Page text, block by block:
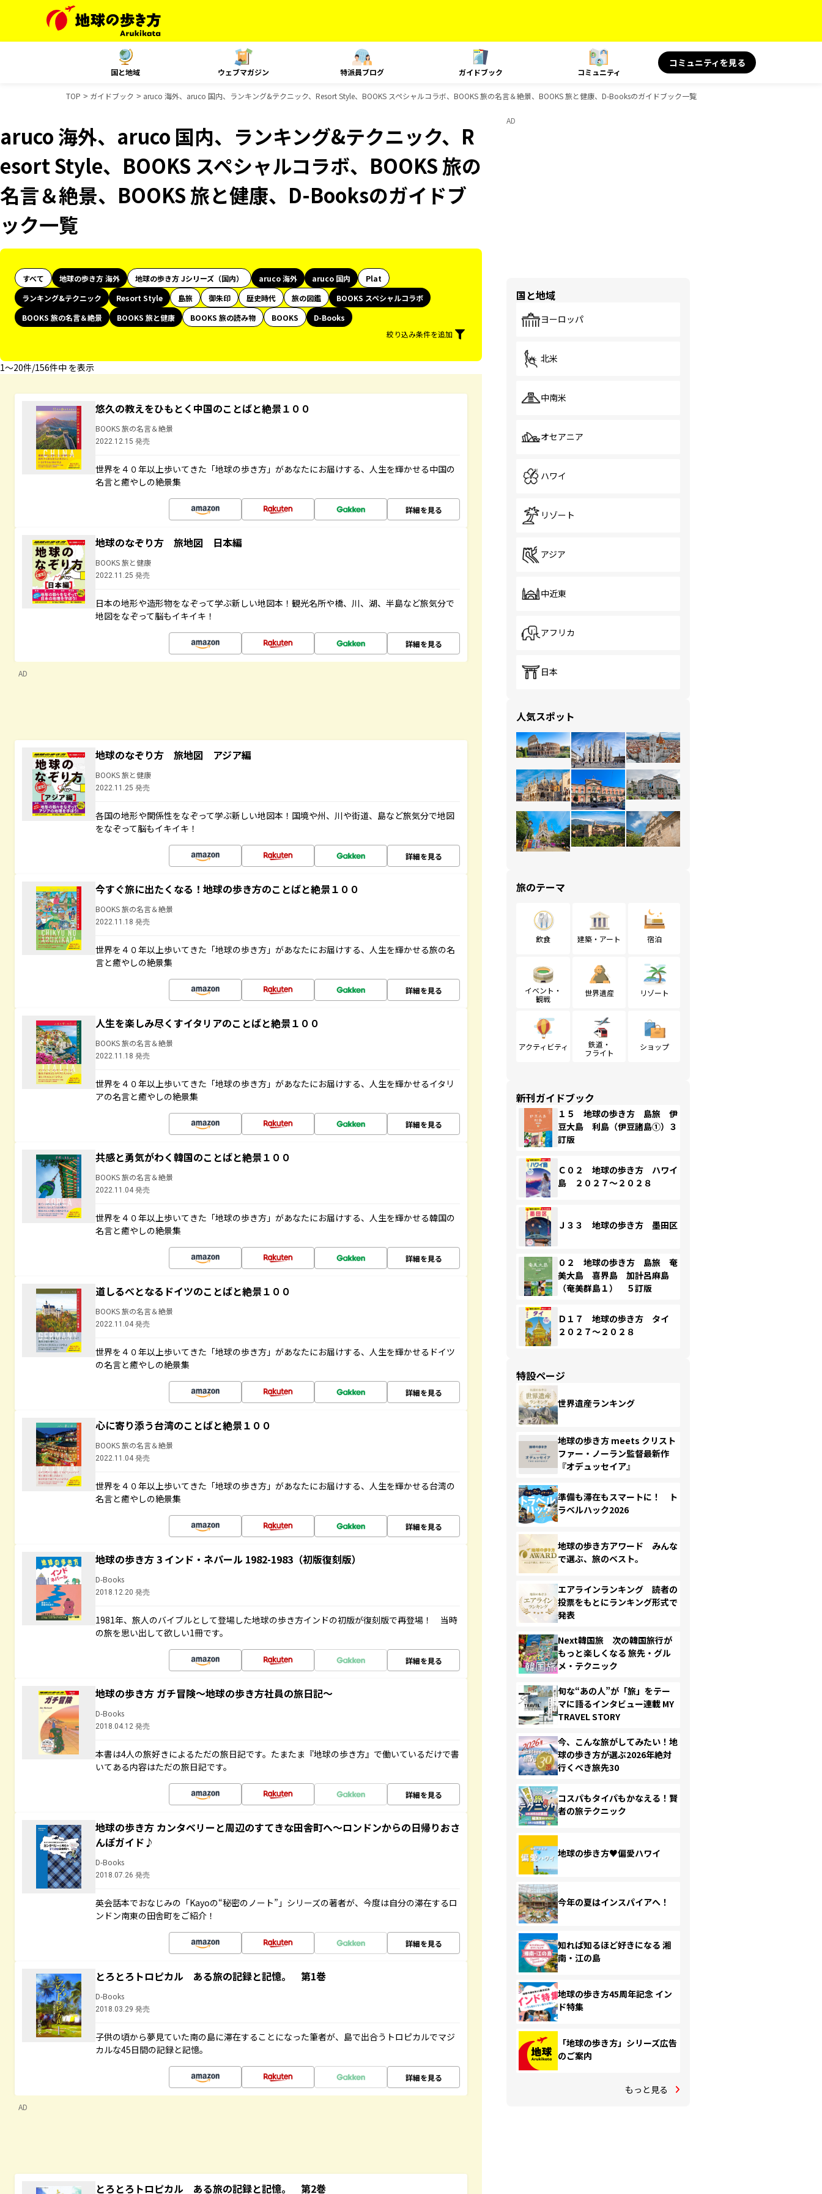
国と地域 ウェブマガジン 特派員ブログ ガイドブック コミュニティ
コミュニティを見る
TOP ガイドブック aruco 海外、aruco 国内、ランキング&テクニック、Resort Style、BOOKS スペシャルコラボ、BOOKS 旅の名言＆絶景、BOOKS 旅と健康、D-Booksのガイドブック一覧
aruco 海外、aruco 国内、ランキング&テクニック、R
esort Style、BOOKS スペシャルコラボ、BOOKS 旅の
名言＆絶景、BOOKS 旅と健康、D-Booksのガイドブ
ック一覧
すべて 地球の歩き方 海外 地球の歩き方 Jシリーズ（国内） aruco 海外 aruco 国内
Plat
ランキング&テクニック
Resort Style 島旅 御朱印 歴史時代 旅の図鑑
BOOKS スペシャルコラボ
BOOKS 旅の名言＆絶景
BOOKS 旅と健康 BOOKS 旅の読み物 BOOKS
D-Books
絞り込み条件を追加
1〜20件/156件中 を表示
悠久の教えをひもとく中国のことばと絶景１００
BOOKS 旅の名言＆絶景
2022.12.15 発売
世界を４０年以上歩いてきた「地球の歩き方」があなたにお届けする、人生を輝かせる中国の
名言と癒やしの絶景集
詳細を見る
地球のなぞり方 旅地図 日本編
BOOKS 旅と健康
2022.11.25 発売
日本の地形や造形物をなぞって学ぶ新しい地図本！観光名所や橋、川、湖、半島など旅気分で
地図をなぞって脳もイキイキ！
詳細を見る
AD
地球のなぞり方 旅地図 アジア編
BOOKS 旅と健康
2022.11.25 発売
各国の地形や関係性をなぞって学ぶ新しい地図本！国境や州、川や街道、島など旅気分で地図
をなぞって脳もイキイキ！
詳細を見る
今すぐ旅に出たくなる！地球の歩き方のことばと絶景１００
BOOKS 旅の名言＆絶景
2022.11.18 発売
世界を４０年以上歩いてきた「地球の歩き方」があなたにお届けする、人生を輝かせる旅の名
言と癒やしの絶景集
詳細を見る
人生を楽しみ尽くすイタリアのことばと絶景１００
BOOKS 旅の名言＆絶景
2022.11.18 発売
世界を４０年以上歩いてきた「地球の歩き方」があなたにお届けする、人生を輝かせるイタリ
アの名言と癒やしの絶景集
詳細を見る
共感と勇気がわく韓国のことばと絶景１００
BOOKS 旅の名言＆絶景
2022.11.04 発売
世界を４０年以上歩いてきた「地球の歩き方」があなたにお届けする、人生を輝かせる韓国の
名言と癒やしの絶景集
詳細を見る
道しるべとなるドイツのことばと絶景１００
BOOKS 旅の名言＆絶景
2022.11.04 発売
世界を４０年以上歩いてきた「地球の歩き方」があなたにお届けする、人生を輝かせるドイツ
の名言と癒やしの絶景集
詳細を見る
心に寄り添う台湾のことばと絶景１００
BOOKS 旅の名言＆絶景
2022.11.04 発売
世界を４０年以上歩いてきた「地球の歩き方」があなたにお届けする、人生を輝かせる台湾の
名言と癒やしの絶景集
詳細を見る
地球の歩き方 3 インド・ネパール 1982-1983（初版復刻版）
D-Books
2018.12.20 発売
1981年、旅人のバイブルとして登場した地球の歩き方インドの初版が復刻版で再登場！ 当時
の旅を思い出して欲しい1冊です。
詳細を見る
地球の歩き方 ガチ冒険～地球の歩き方社員の旅日記～
D-Books
2018.04.12 発売
本書は4人の旅好きによるただの旅日記です。たまたま『地球の歩き方』で働いているだけで書
いてある内容はただの旅日記です。
詳細を見る
地球の歩き方 カンタベリーと周辺のすてきな田舎町へ～ロンドンからの日帰りおさ
んぽガイド♪
D-Books
2018.07.26 発売
英会話本でおなじみの「Kayoの“秘密のノート”」シリーズの著者が、今度は自分の滞在するロ
ンドン南東の田舎町をご紹介！
詳細を見る
とろとろトロピカル ある旅の記録と記憶。 第1巻
D-Books
2018.03.29 発売
子供の頃から夢見ていた南の島に滞在することになった筆者が、島で出合うトロピカルでマジ
カルな45日間の記録と記憶。
詳細を見る
AD
とろとろトロピカル ある旅の記録と記憶。 第2巻
AD
国と地域
ヨーロッパ
北米
中南米
オセアニア
ハワイ
リゾート
アジア
中近東
アフリカ
日本
人気スポット
旅のテーマ
飲食 建築・アート 宿泊
イベント・
観戦
世界遺産 リゾート
アクティビティ
鉄道・
フライト
ショップ
新刊ガイドブック
１５ 地球の歩き方 島旅 伊
豆大島 利島（伊豆諸島①）３
訂版
Ｃ０２ 地球の歩き方 ハワイ
島 ２０２７～２０２８
Ｊ３３ 地球の歩き方 墨田区
０２ 地球の歩き方 島旅 奄
美大島 喜界島 加計呂麻島
（奄美群島１） ５訂版
Ｄ１７ 地球の歩き方 タイ
２０２７～２０２８
特設ページ
世界遺産ランキング
地球の歩き方 meets クリスト
ファー・ノーラン監督最新作
『オデュッセイア』
準備も滞在もスマートに！ ト
ラベルハック2026
地球の歩き方アワード みんな
で選ぶ、旅のベスト。
エアラインランキング 読者の
投票をもとにランキング形式で
発表
Next韓国旅 次の韓国旅行が
もっと楽しくなる 旅先・グル
メ・テクニック
旬な“あの人”が「旅」をテー
マに語るインタビュー連載 MY
TRAVEL STORY
今、こんな旅がしてみたい！地
球の歩き方が選ぶ2026年絶対
行くべき旅先30
コスパもタイパもかなえる！賢
者の旅テクニック
地球の歩き方♥偏愛ハワイ
今年の夏はインスパイアへ！
知れば知るほど好きになる 湘
南・江の島
地球の歩き方45周年記念 イン
ド特集
「地球の歩き方」シリーズ広告
のご案内
もっと見る